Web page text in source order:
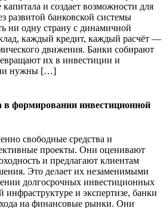
и создает возможности для
развитой банковской системы
ни одну страну с динамичной
каждый кредит, каждый расчёт —
движения. Банки собирают
их в инвестиции и
нужны […]
в формировании инвестиционной
свободные средства и
проекты. Они оценивают
и предлагают клиентам
Это делает их незаменимыми
долгосрочных инвестиционных
инфраструктуре и экспертизе, банки
на финансовые рынки. Они